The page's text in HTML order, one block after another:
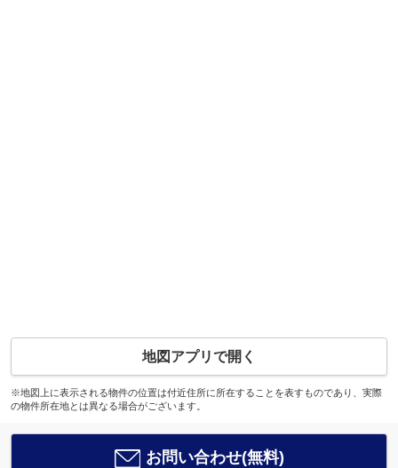
地図アプリで開く
※地図上に表示される物件の位置は付近住所に所在することを表すものであり、実際
の物件所在地とは異なる場合がございます。
お問い合わせ(無料)